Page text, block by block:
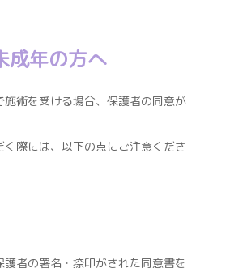
成年の方へ
施術を受ける場合、保護者の同意が
く際には、以下の点にご注意くださ
護者の署名・捺印がされた同意書を